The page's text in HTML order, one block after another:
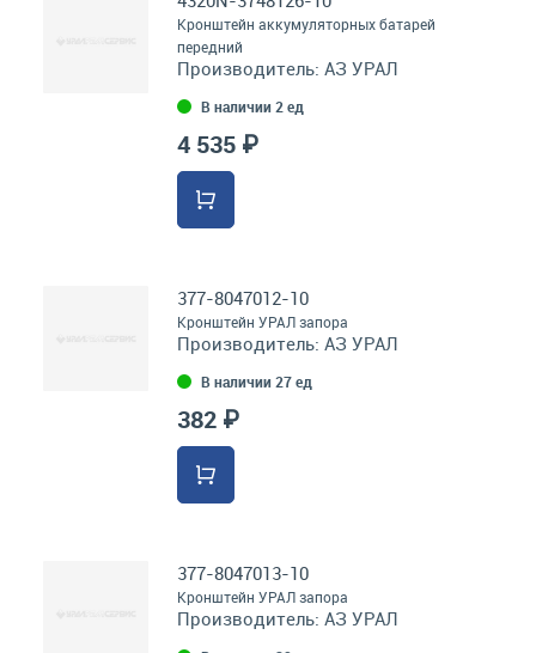
Кронштейн аккумуляторных батарей
передний
Производитель: АЗ УРАЛ
В наличии 2 ед
4 535 ₽
377-8047012-10
Кронштейн УРАЛ запора
Производитель: АЗ УРАЛ
В наличии 27 ед
382 ₽
377-8047013-10
Кронштейн УРАЛ запора
Производитель: АЗ УРАЛ